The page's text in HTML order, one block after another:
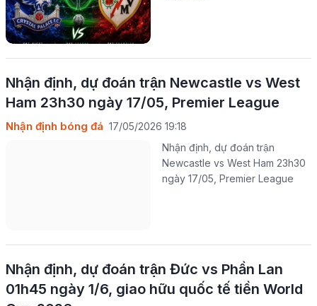
Nhận định, dự đoán trận Newcastle vs West
Ham 23h30 ngày 17/05, Premier League
Nhận định bóng đá 17/05/2026 19:18
Nhận định, dự đoán trận
Newcastle vs West Ham 23h30
ngày 17/05, Premier League
Nhận định, dự đoán trận Đức vs Phần Lan
01h45 ngày 1/6, giao hữu quốc tế tiền World